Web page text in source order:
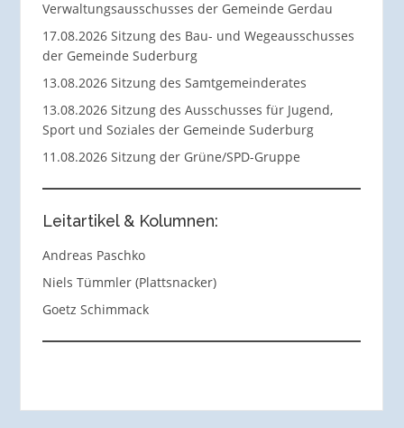
Verwaltungsausschusses der Gemeinde Gerdau
17.08.2026 Sitzung des Bau- und Wegeausschusses
der Gemeinde Suderburg
13.08.2026 Sitzung des Samtgemeinderates
13.08.2026 Sitzung des Ausschusses für Jugend,
Sport und Soziales der Gemeinde Suderburg
11.08.2026 Sitzung der Grüne/SPD-Gruppe
Leitartikel & Kolumnen:
Andreas Paschko
Niels Tümmler (Plattsnacker)
Goetz Schimmack